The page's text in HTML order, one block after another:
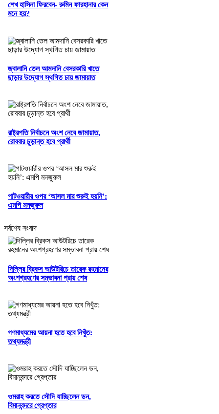
শেখ হাসিনা ফিরবেন- রুমিন ফারহানার কেন
মনে হয়?
জ্বালানি তেল আমদানি বেসরকারি খাতে
ছাড়ার উদ্যোগ স্থগিত চায় জামায়াত
রাষ্ট্রপতি নির্বাচনে অংশ নেবে জামায়াত,
রোববার চূড়ান্ত হবে প্রার্থী
পাটওয়ারীর ওপর ‘আসল মার শুরুই হয়নি’:
এমপি মনজুরুল
সর্বশেষ সংবাদ
দিল্লির ব্রিকস আউটরিচে তারেক রহমানের
অংশগ্রহণের সম্ভাবনা প্রায় শেষ
গণমাধ্যমের আয়না হতে হবে নিখুঁত:
তথ্যমন্ত্রী
ওমরাহ করতে সৌদি যাচ্ছিলেন ডন,
বিমানবন্দরে গ্রেপ্তার